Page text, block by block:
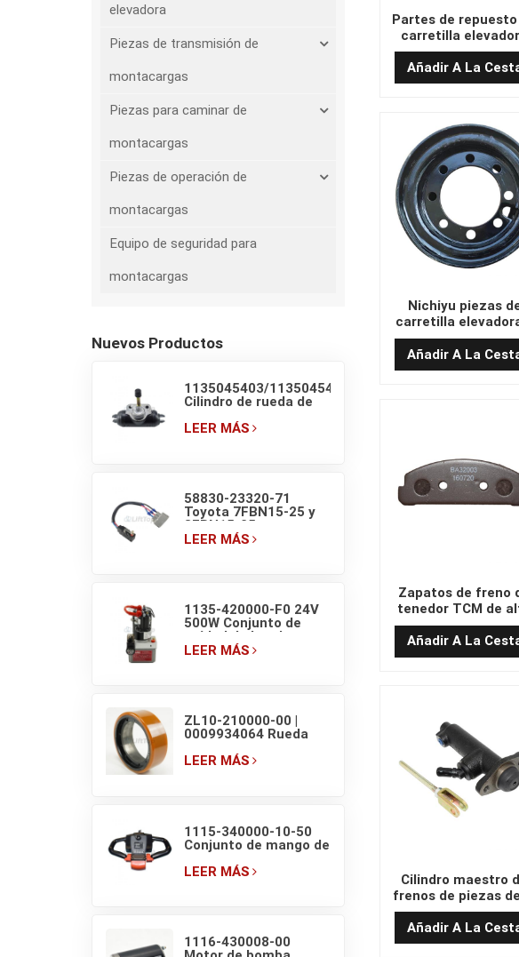
elevadora
Piezas de transmisión de
montacargas
Piezas para caminar de
montacargas
Piezas de operación de
montacargas
Equipo de seguridad para
montacargas
Nuevos Productos
1135045403/1135045405
Cilindro de rueda de
carretilla retráctil
LEER MÁS
58830-23320-71
Toyota 7FBN15-25 y
8FBN15-25
Microinterruptor de
LEER MÁS
1135-420000-F0 24V
500W Conjunto de
unidad de bomba
hidráulica EP F4 para
LEER MÁS
ZL10-210000-00 |
0009934064 Rueda
transpaleta eléctrica
LEER MÁS
1115-340000-10-50
Conjunto de mango de
interruptores de
LEER MÁS
1116-430008-00
Partes de repuesto
carretilla
Spot de parada
emergencia
700006-000
Añadir A La
Nichiyu piezas
carretilla
agujeros anillo de
Añadir A La
Zapatos de freno
tenedor TCM de
calidad
Añadir A La
Cilindro maestro
frenos de piezas
carretilla
utilizada para
Mitsubishi FD15-
Añadir A La